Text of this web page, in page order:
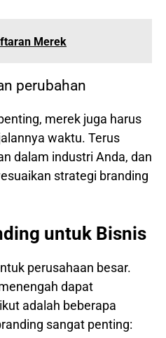
Merek
perubahan
merek juga harus
waktu. Terus
dalam industri Anda, dan
strategi branding
untuk Bisnis
perusahaan besar.
dapat
adalah beberapa
sangat penting: